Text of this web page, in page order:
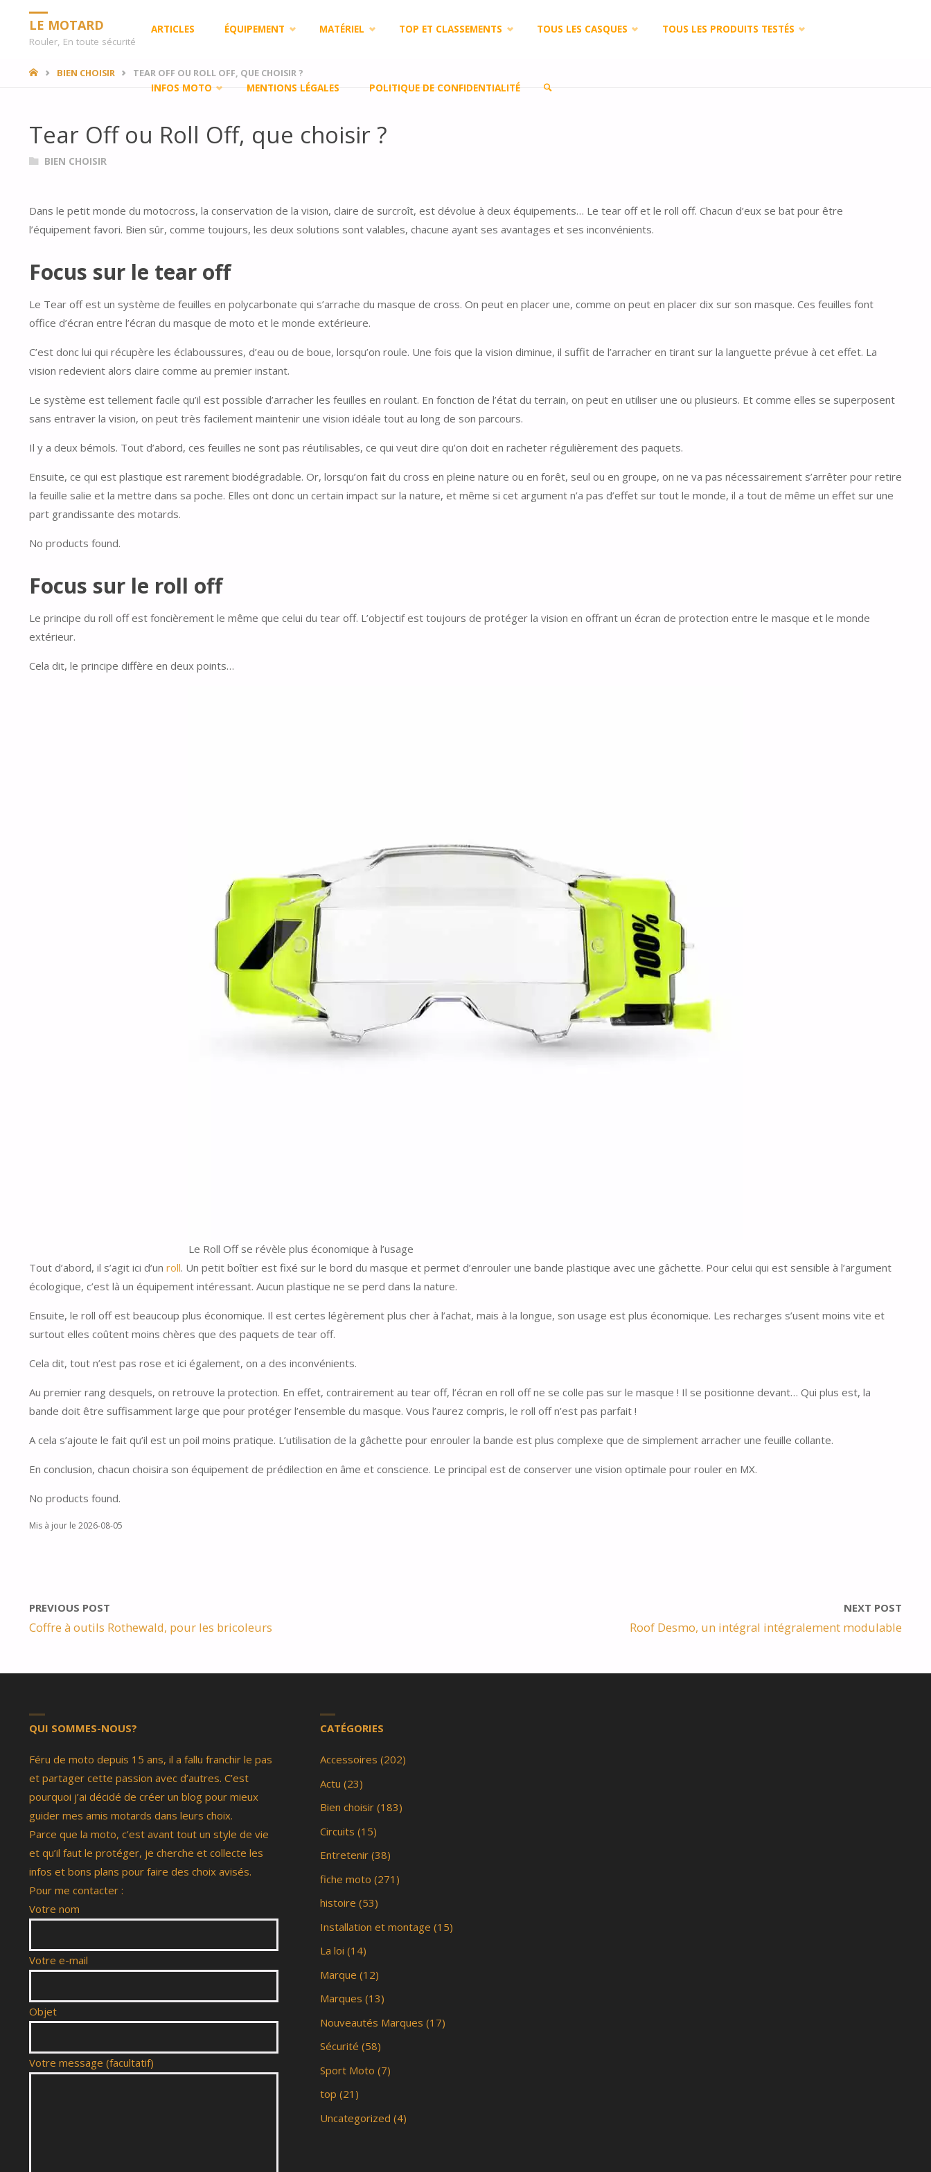
LE MOTARD
Rouler, En toute sécurité
content
ARTICLES ÉQUIPEMENT MATÉRIEL TOP ET CLASSEMENTS TOUS LES CASQUES TOUS LES PRODUITS TESTÉS
INFOS MOTO MENTIONS LÉGALES POLITIQUE DE CONFIDENTIALITÉ
HOMEBIEN CHOISIR TEAR OFF OU ROLL OFF, QUE CHOISIR ?
Tear Off ou Roll Off, que choisir ?
BIEN CHOISIR
Dans le petit monde du motocross, la conservation de la vision, claire de surcroît, est dévolue à deux équipements… Le tear off et le roll off. Chacun d’eux se bat pour être
l’équipement favori. Bien sûr, comme toujours, les deux solutions sont valables, chacune ayant ses avantages et ses inconvénients.
Focus sur le tear off
Le Tear off est un système de feuilles en polycarbonate qui s’arrache du masque de cross. On peut en placer une, comme on peut en placer dix sur son masque. Ces feuilles font
office d’écran entre l’écran du masque de moto et le monde extérieure.
C’est donc lui qui récupère les éclaboussures, d’eau ou de boue, lorsqu’on roule. Une fois que la vision diminue, il suffit de l’arracher en tirant sur la languette prévue à cet effet. La
vision redevient alors claire comme au premier instant.
Le système est tellement facile qu’il est possible d’arracher les feuilles en roulant. En fonction de l’état du terrain, on peut en utiliser une ou plusieurs. Et comme elles se superposent
sans entraver la vision, on peut très facilement maintenir une vision idéale tout au long de son parcours.
Il y a deux bémols. Tout d’abord, ces feuilles ne sont pas réutilisables, ce qui veut dire qu’on doit en racheter régulièrement des paquets.
Ensuite, ce qui est plastique est rarement biodégradable. Or, lorsqu’on fait du cross en pleine nature ou en forêt, seul ou en groupe, on ne va pas nécessairement s’arrêter pour retire
la feuille salie et la mettre dans sa poche. Elles ont donc un certain impact sur la nature, et même si cet argument n’a pas d’effet sur tout le monde, il a tout de même un effet sur une
part grandissante des motards.
No products found.
Focus sur le roll off
Le principe du roll off est foncièrement le même que celui du tear off. L’objectif est toujours de protéger la vision en offrant un écran de protection entre le masque et le monde
extérieur.
Cela dit, le principe diffère en deux points…
Le Roll Off se révèle plus économique à l’usage
Tout d’abord, il s’agit ici d’un roll. Un petit boîtier est fixé sur le bord du masque et permet d’enrouler une bande plastique avec une gâchette. Pour celui qui est sensible à l’argument
écologique, c’est là un équipement intéressant. Aucun plastique ne se perd dans la nature.
Ensuite, le roll off est beaucoup plus économique. Il est certes légèrement plus cher à l’achat, mais à la longue, son usage est plus économique. Les recharges s’usent moins vite et
surtout elles coûtent moins chères que des paquets de tear off.
Cela dit, tout n’est pas rose et ici également, on a des inconvénients.
Au premier rang desquels, on retrouve la protection. En effet, contrairement au tear off, l’écran en roll off ne se colle pas sur le masque ! Il se positionne devant… Qui plus est, la
bande doit être suffisamment large que pour protéger l’ensemble du masque. Vous l’aurez compris, le roll off n’est pas parfait !
A cela s’ajoute le fait qu’il est un poil moins pratique. L’utilisation de la gâchette pour enrouler la bande est plus complexe que de simplement arracher une feuille collante.
En conclusion, chacun choisira son équipement de prédilection en âme et conscience. Le principal est de conserver une vision optimale pour rouler en MX.
No products found.
Mis à jour le 2026-08-05
PREVIOUS POST
Coffre à outils Rothewald, pour les bricoleurs
NEXT POST
Roof Desmo, un intégral intégralement modulable
QUI SOMMES-NOUS?
Féru de moto depuis 15 ans, il a fallu franchir le pas
et partager cette passion avec d’autres. C’est
pourquoi j’ai décidé de créer un blog pour mieux
guider mes amis motards dans leurs choix.
Parce que la moto, c’est avant tout un style de vie
et qu’il faut le protéger, je cherche et collecte les
infos et bons plans pour faire des choix avisés.
Pour me contacter :
Votre nom
Votre e-mail
Objet
Votre message (facultatif)
CATÉGORIES
Accessoires (202)
Actu (23)
Bien choisir(183)
Circuits (15)
Entretenir(38)
fiche moto (271)
histoire (53)
Installation et montage (15)
La loi (14)
Marque (12)
Marques (13)
Nouveautés Marques (17)
Sécurité (58)
Sport Moto (7)
top (21)
Uncategorized (4)